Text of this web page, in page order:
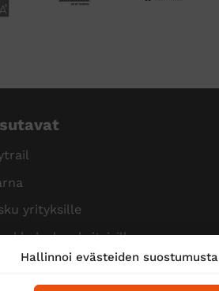
Hallinnoi evästeiden suostumusta
yrityksille
yksityisille